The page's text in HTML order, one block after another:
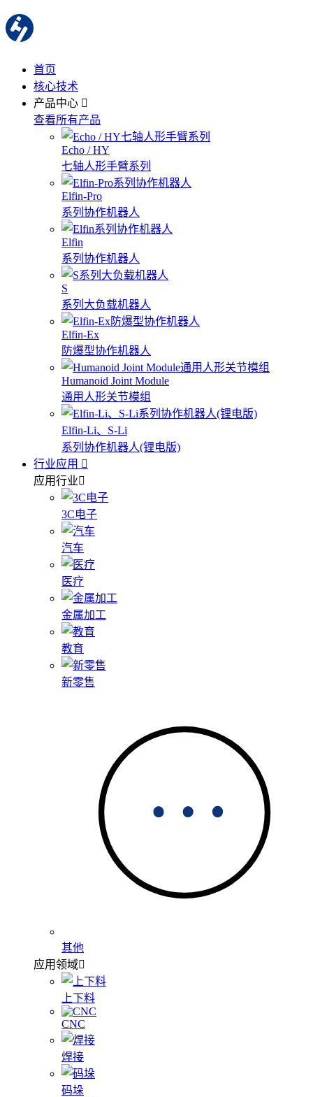
首页
核心技术
产品中心
查看所有产品
Echo / HY
七轴人形手臂系列
Elfin-Pro
系列协作机器人
Elfin
系列协作机器人
S
系列大负载机器人
Elfin-Ex
防爆型协作机器人
Humanoid Joint Module
通用人形关节模组
Elfin-Li、S-Li
系列协作机器人(锂电版)
行业应用
应用行业
3C电子
汽车
医疗
金属加工
教育
新零售
其他
应用领域
上下料
CNC
焊接
码垛